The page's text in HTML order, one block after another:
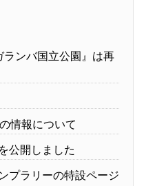
ンバ国立公園』は再
情報について
公開しました
プラリーの特設ページ